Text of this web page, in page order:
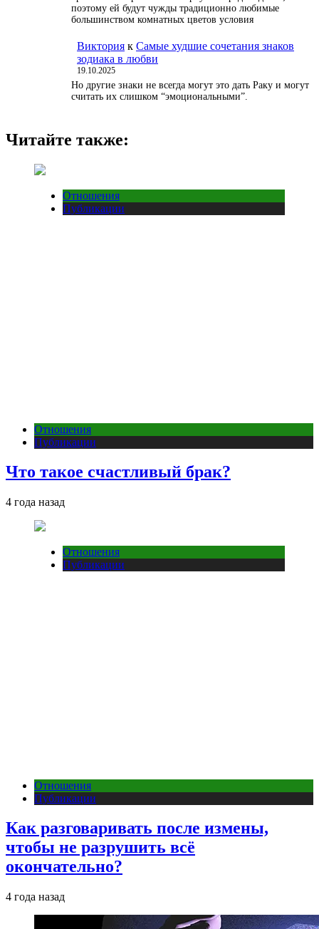
поэтому ей будут чужды традиционно любимые
большинством комнатных цветов условия
Виктория к Самые худшие сочетания знаков
зодиака в любви
19.10.2025
Но другие знаки не всегда могут это дать Раку и могут
считать их слишком “эмоциональными”.
Читайте также:
Отношения
Публикации
Отношения
Публикации
Что такое счастливый брак?
4 года назад
Отношения
Публикации
Отношения
Публикации
Как разговаривать после измены,
чтобы не разрушить всё
окончательно?
4 года назад